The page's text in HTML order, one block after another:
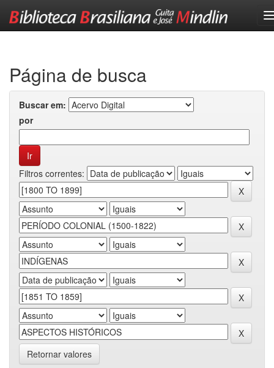
Página de busca
Buscar em:
por
Filtros correntes:
Retornar valores